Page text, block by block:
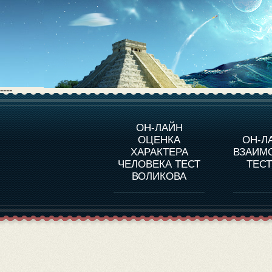
----
ОН-ЛАЙН
ОЦЕНКА
ХАРАКТЕРА
ЧЕЛОВЕКА ТЕСТ
ВОЛИКОВА
ОН-
О ПРОГРАММЕ
ОЦЕНКА ХАРАКТЕРA
ЧЕЛОВЕКА
ОЦЕНКА ХАРАКТЕРА
ВЫДАЮЩИХСЯ
ЛИЧНОСТЕЙ